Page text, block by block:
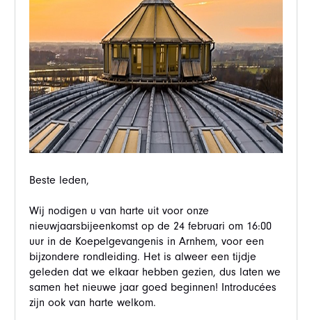
Beste leden,
Wij nodigen u van harte uit voor onze
nieuwjaarsbijeenkomst op de 24 februari om 16:00
uur in de Koepelgevangenis in Arnhem, voor een
bijzondere rondleiding. Het is alweer een tijdje
geleden dat we elkaar hebben gezien, dus laten we
samen het nieuwe jaar goed beginnen! Introducées
zijn ook van harte welkom.